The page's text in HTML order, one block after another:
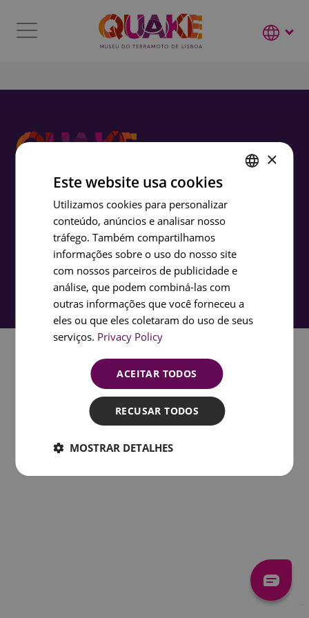
PORTUGUESE
SPANISH
×
Este website usa cookies
Utilizamos cookies para personalizar
conteúdo, anúncios e analisar nosso
tráfego. Também compartilhamos
informações sobre o uso do nosso site
com nossos parceiros de publicidade e
análise, que podem combiná-las com
outras informações que você forneceu a
eles ou que eles coletaram do uso de seus
serviços. Privacy Policy
ACEITAR TODOS
RECUSAR TODOS
MOSTRAR DETALHES